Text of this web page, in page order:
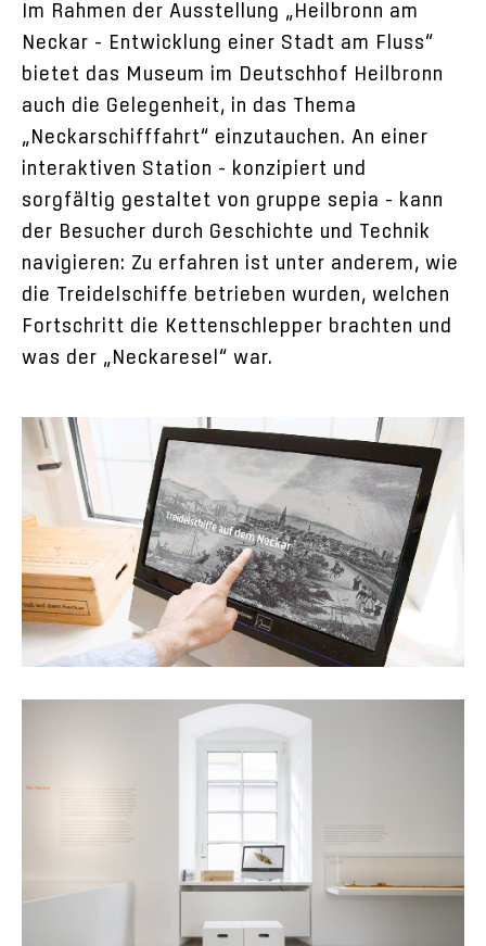
Im Rahmen der Ausstellung „Heilbronn am
Neckar – Entwicklung einer Stadt am Fluss“
bietet das Museum im Deutschhof Heilbronn
auch die Gelegenheit, in das Thema
„Neckarschifffahrt“ einzutauchen. An einer
interaktiven Station – konzipiert und
sorgfältig gestaltet von gruppe sepia – kann
der Besucher durch Geschichte und Technik
navigieren: Zu erfahren ist unter anderem, wie
die Treidelschiffe betrieben wurden, welchen
Fortschritt die Kettenschlepper brachten und
was der „Neckaresel“ war.